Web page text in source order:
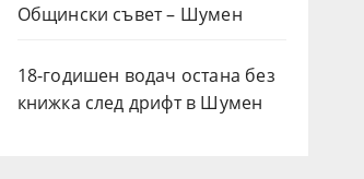
Общински съвет – Шумен
18-годишен водач остана без
книжка след дрифт в Шумен